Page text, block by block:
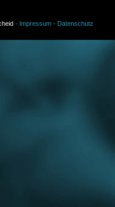
· Impressum· Datenschutz